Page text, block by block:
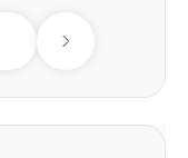
Next day